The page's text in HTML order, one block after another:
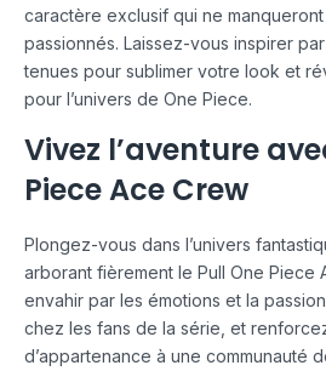
caractère exclusif qui ne
passionnés. Laissez-vous inspirer
tenues pour sublimer votre look et
pour l’univers de One Piece.
Vivez l’aventure
Piece Ace Crew
Plongez-vous dans l’univers
arborant fièrement le Pull One Piece
envahir par les émotions et la
chez les fans de la série, et
d’appartenance à une communauté